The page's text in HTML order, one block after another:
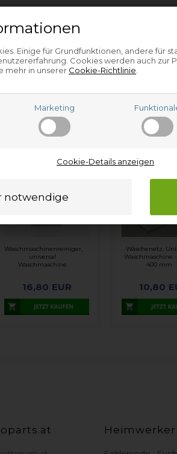
Einige für Grundfunktionen, andere für
Cookies werden auch zur
mehr in unserer Cookie-Richtlinie
Marketing
Cookie-Details anzeigen
Beliebte verwandte
Waschmaschinenreiniger,
universal
Waschmaschine
16,80 EUR
Wäschenetz,
Waschmaschine
400 mm
10,80
Heimwerker